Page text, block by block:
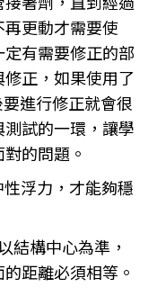
更動才需要使
有需要修正的部
正，如果使用了
進行修正就會很
試的一環，讓學
的問題。
性浮力，才能夠穩
結構中心為準，
距離必須相等。